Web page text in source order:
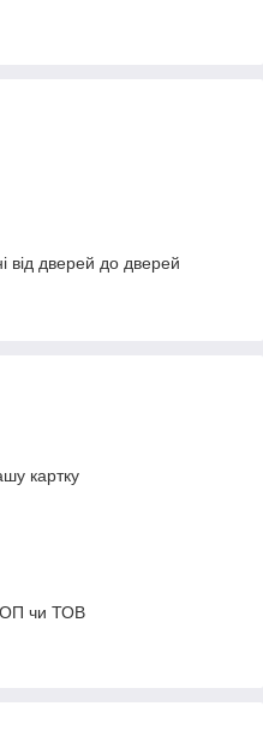
від дверей до дверей
картку
чи ТОВ